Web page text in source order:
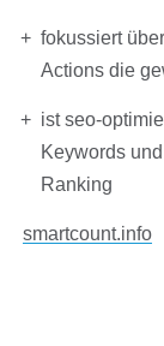
fokussiert
Actions die
ist seo-
Keywords
Ranking
smartcount.info